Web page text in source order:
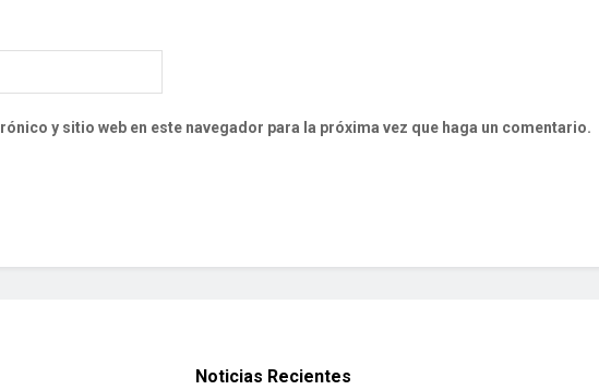
y sitio web en este navegador para la próxima vez que haga un comentario.
Noticias Recientes